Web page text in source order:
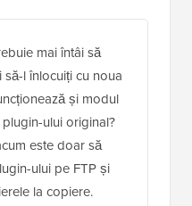
mai întâi să
l înlocuiți cu noua
și modul
ului original?
este doar să
ului pe FTP și
la copiere.